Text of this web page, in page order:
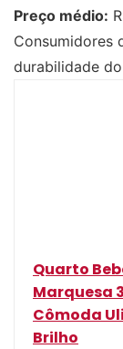
Preço médio:
Consumidores
durabilidade
Quarto
Marquesa
Cômoda
Brilho